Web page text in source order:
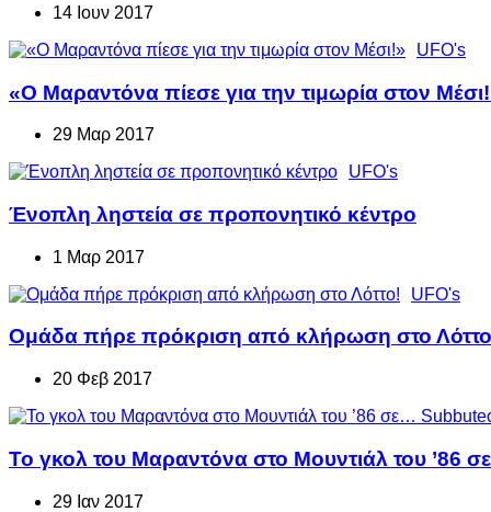
14 Ιουν 2017
UFO's
«Ο Μαραντόνα πίεσε για την τιμωρία στον
29 Μαρ 2017
UFO's
Ένοπλη ληστεία σε προπονητικό κέντρο
1 Μαρ 2017
UFO's
Ομάδα πήρε πρόκριση από κλήρωση στο
20 Φεβ 2017
Το γκολ του Μαραντόνα στο Μουντιάλ του ’86
29 Ιαν 2017